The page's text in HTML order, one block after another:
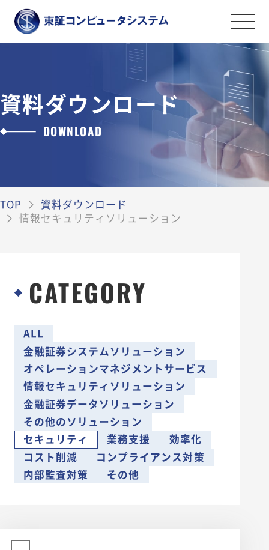
金融証券システムソリューション
オペレーションマネジメントサービス
情報セキュリティソリューション
導入事例
会社案内
沿革
ライフワークバランスと福利厚生・社内
制度
キャリア採用
エントリー
資料ダウンロード
資料ダウンロード
DOWNLOAD
TOP
資料ダウンロード
情報セキュリティソリューション
CATEGORY
ALL
金融証券システムソリューション
オペレーションマネジメントサービス
情報セキュリティソリューション
金融証券データソリューション
その他のソリューション
セキュリティ
業務支援
効率化
コスト削減
コンプライアンス対策
内部監査対策
その他